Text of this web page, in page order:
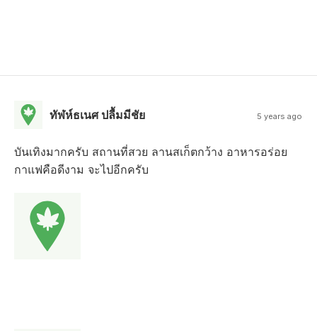
ทัฬห์ธเนศ ปลื้มมีชัย 5 years ago
บันเทิงมากครับ สถานที่สวย ลานสเก็ตกว้าง อาหารอร่อย
กาแฟคือดีงาม จะไปอีกครับ